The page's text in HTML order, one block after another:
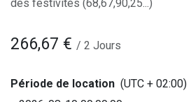
des festivités (68,67,90,25...)
266,67 € / 2 Jours
Période de location (UTC + 02:00)